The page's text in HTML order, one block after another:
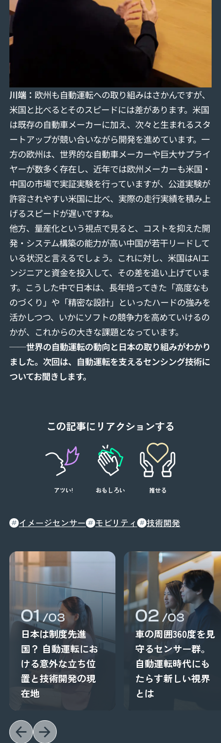
川端： 欧州も自動運転への取り組みはさかんですが、
米国と比べるとそのスピードには差があります。米国
は既存の自動車メーカーに加え、次々と生まれるスタ
ートアップが競い合いながら開発を進めています。一
方の欧州は、世界的な自動車メーカーや巨大サプライ
ヤーが数多く存在し、近年では欧州メーカーも米国・
中国の市場で実証実験を行っていますが、公道実験が
許容されやすい米国に比べ、実際の走行実績を積み上
げるスピードが遅いですね。
他方、量産化という視点で見ると、コストを抑えた開
発・システム構築の能力が高い中国が若干リードして
いる状況と言えるでしょう。これに対し、米国はAIエ
ンジニアと資金を投入して、その差を追い上げていま
す。こうした中で日本は、長年培ってきた「高度なも
のづくり」や「精密な設計」といったハードの強みを
活かしつつ、いかにソフトの競争力を高めていけるの
かが、これからの大きな課題となっています。
──世界の自動運転の動向と日本の取り組みがわかり
ました。次回は、自動運転を支えるセンシング技術に
ついてお聞きします。
この記事にリアクションする
アツい! おもしろい 推せる
イメージセンサー モビリティ 技術開発
01 /03
日本は制度先進
国？ 自動運転にお
ける意外な立ち位
置と技術開発の現
在地
02 /03
車の周囲360度を見
守るセンサー群。
自動運転時代にも
たらす新しい視界
とは